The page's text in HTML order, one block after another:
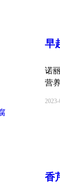
早
诺
营
香